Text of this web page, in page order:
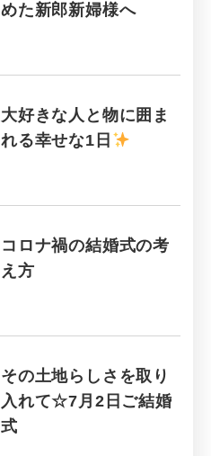
めた新郎新婦様へ
大好きな人と物に囲ま
れる幸せな1日
コロナ禍の結婚式の考
え方
その土地らしさを取り
入れて☆7月2日ご結婚
式